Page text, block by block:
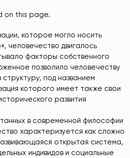
on this page.
которое могло носить
человечество двигалось
факторы собственного
позволило человечеству
под названием
которого имеет также свои
развития
в современной философии
характеризуется как сложно
открытая система,
индивидов и социальные